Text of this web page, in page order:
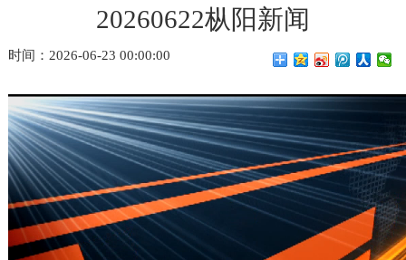
20260622枞阳新闻
时间：2026-06-23 00:00:00